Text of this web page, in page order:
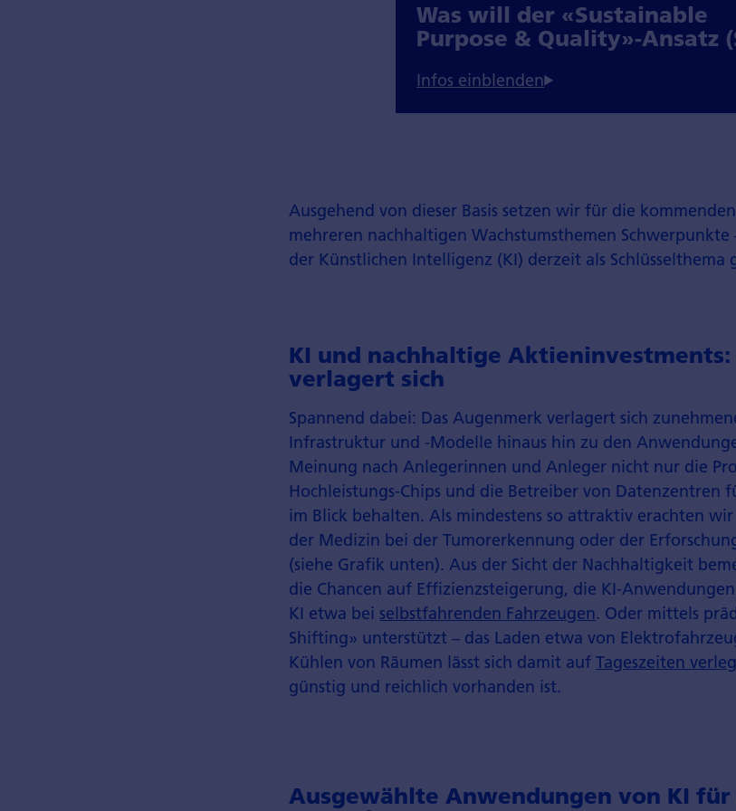
Was will der «Sustainable
Purpose & Quality»-Ansatz
Ausgehend von dieser Basis setzen wir für die
mehreren nachhaltigen Wachstumsthemen Schwerpunkte
der Künstlichen Intelligenz (KI) derzeit als Schlüsselthema
KI und nachhaltige Aktieninvestments:
verlagert sich
Spannend dabei: Das Augenmerk verlagert sich
Infrastruktur und -Modelle hinaus hin zu den
Meinung nach Anlegerinnen und Anleger nicht nur die
Hochleistungs-Chips und die Betreiber von Datenzentren
im Blick behalten. Als mindestens so attraktiv erachten
der Medizin bei der Tumorerkennung oder der
(siehe Grafik unten). Aus der Sicht der Nachhaltigkeit
die Chancen auf Effizienzsteigerung, die KI-
KI etwa bei selbstfahrenden Fahrzeugen. Oder mittels
Shifting» unterstützt – das Laden etwa von
Kühlen von Räumen lässt sich damit aufTageszeiten
günstig und reichlich vorhanden ist.
Ausgewählte Anwen­dungen von KI